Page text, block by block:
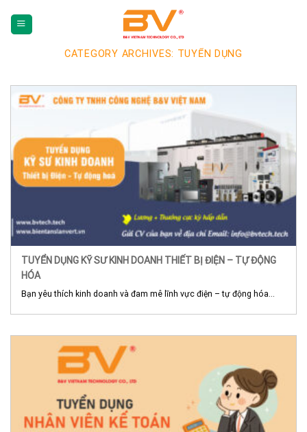
CATEGORY ARCHIVES: TUYỂN DỤNG
TUYỂN DỤNG KỸ SƯ KINH DOANH THIẾT BỊ ĐIỆN – TỰ ĐỘNG
HÓA
Bạn yêu thích kinh doanh và đam mê lĩnh vực điện – tự động hóa...